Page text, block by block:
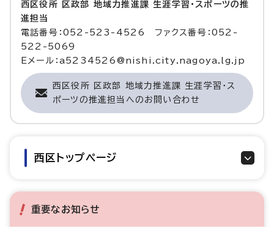
西区役所 区政部 地域力推進課 生涯学習・スポーツの推
進担当
電話番号：052-523-4526 ファクス番号：052-
522-5069
Eメール：a5234526@nishi.city.nagoya.lg.jp
西区役所 区政部 地域力推進課 生涯学習・ス
ポーツの推進担当へのお問い合わせ
西区トップページ
重要なお知らせ